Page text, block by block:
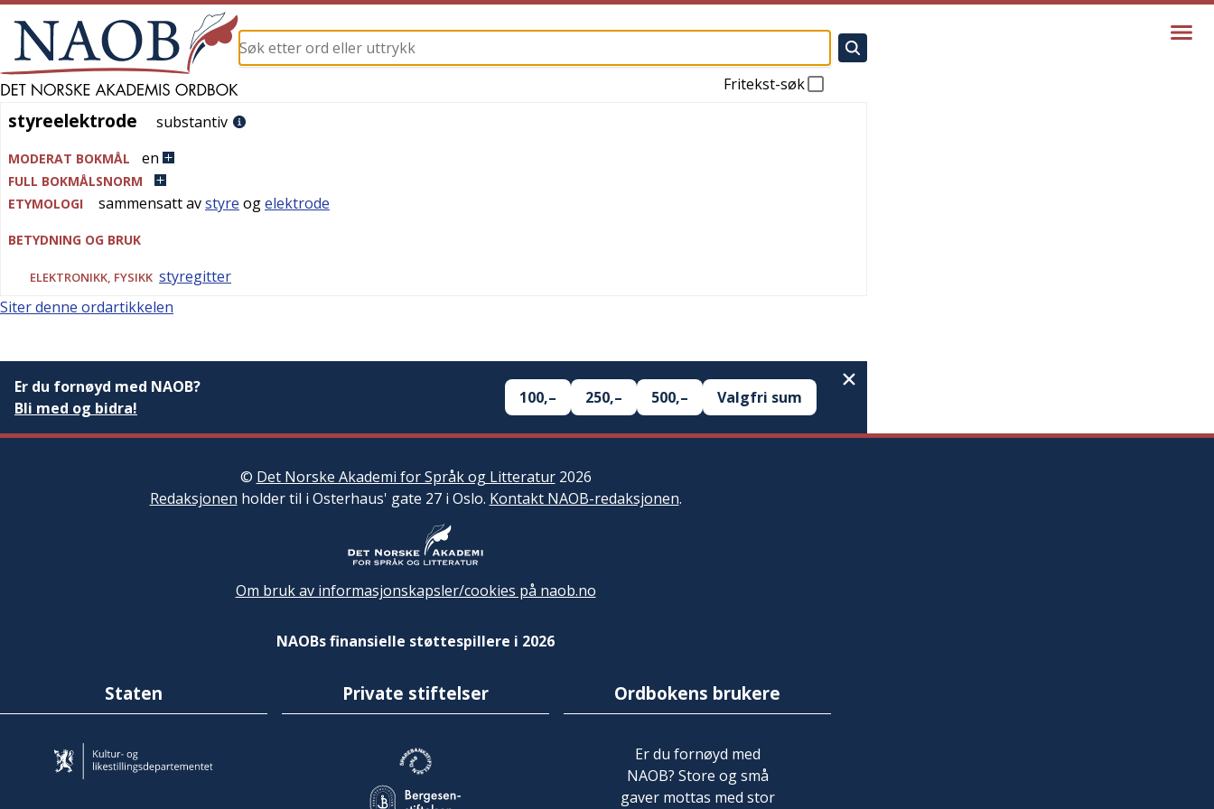
Fritekst-søk
styreelektrode
styreelektrode substantiv
MODERAT BOKMÅL en
FULL BOKMÅLSNORM
ETYMOLOGI
sammensatt avstyre ogelektrode
BETYDNING OG BRUK
ELEKTRONIKK FYSIKK styregitter
Siter denne ordartikkelen
Er du fornøyd med NAOB?
Bli med og bidra!
100,– 250,– 500,– Valgfri sum
© Det Norske Akademi for Språk og Litteratur2026
Redaksjonen holder til i Osterhaus' gate 27 i Oslo. Kontakt NAOB-redaksjonen.
Om bruk av informasjonskapsler/cookies på naob.no
NAOBs finansielle støttespillere i 2026
Staten Private stiftelser Ordbokens brukere
Er du fornøyd med
NAOB? Store og små
gaver mottas med stor